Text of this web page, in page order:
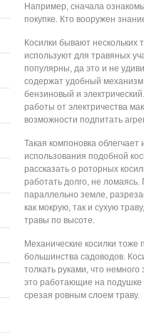
Например, сначала
покупке. Кто вооружен
Косилки бывают нескольких
используют для травяных
популярны, да это и не
содержат удобный
бензиновый и
работы от электричества
возможности подпитать
Такая компоновка
использования подобной
рассказать о роторных
работать долго, не
параллельно земле,
как мокрую, так и сухую
травы по высоте.
Механические косилки
большинства садоводов.
толкать руками, что
это работающие на подушке
срезая ровным слоем траву.